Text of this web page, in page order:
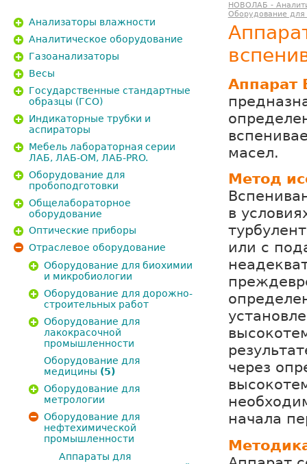
НОВОЛАБ -
Оборудование
масел.
Метод
в
или с
через
начала
Анализаторы влажности
Аналитическое оборудование
Газоанализаторы
Весы
Государственные стандартные
образцы (ГСО)
Индикаторные трубки и
аспираторы
Мебель лабораторная серии
ЛАБ, ЛАБ-ОМ, ЛАБ-PRO.
Оборудование для
пробоподготовки
Общелабораторное
оборудование
Оптические приборы
Отраслевое оборудование
Оборудование для биохимии
и микробиологии
Оборудование для дорожно-
строительных работ
Оборудование для
лакокрасочной
промышленности
Оборудование для
медицины (5)
Оборудование для
метрологии
Оборудование для
нефтехимической
промышленности
Аппараты для